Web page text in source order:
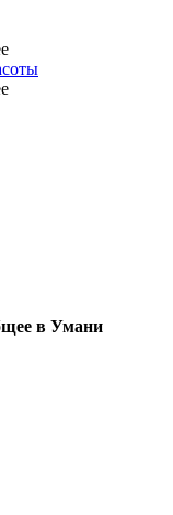
в Умани